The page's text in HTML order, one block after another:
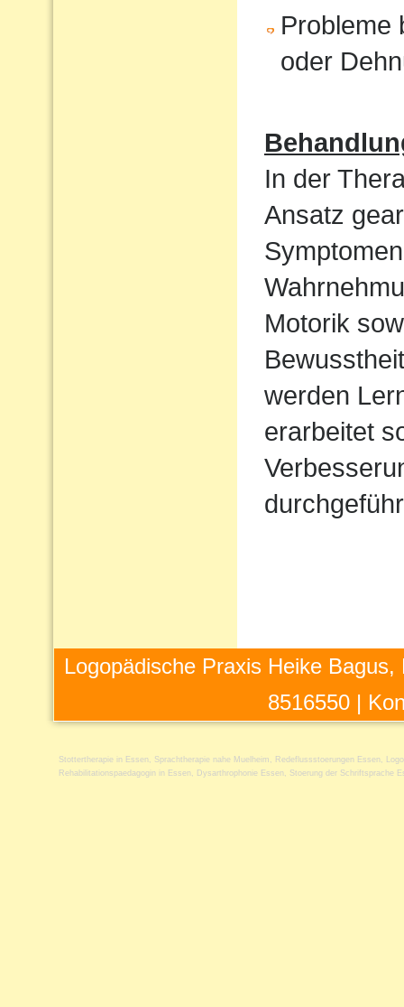
Probleme
oder
In der
Ansatz
Motorik
werden
erarbeitet
Logopädische Praxis Heike
8516550 |
Stottertherapie in Essen Sprachtherapie nahe Muelheim Redeflussstoerungen Essen
Rehabilitationspaedagogin in Essen
Dysarthrophonie Essen Stoerung der Schriftsprache